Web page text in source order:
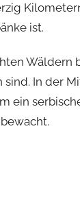
ist.
Wäldern
sind. In der
ein